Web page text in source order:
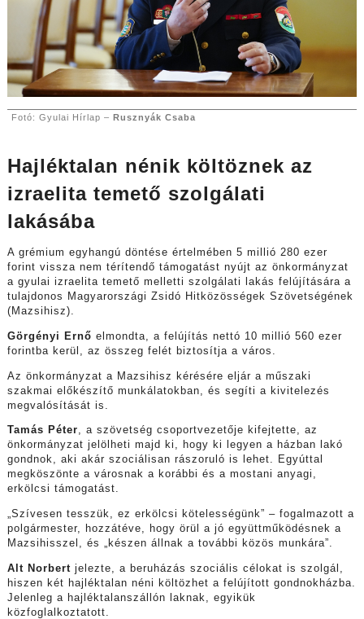
Fotó: Gyulai Hírlap – Rusznyák Csaba
Hajléktalan nénik költöznek az
izraelita temető szolgálati
lakásába
A grémium egyhangú döntése értelmében 5 millió 280 ezer
forint vissza nem térítendő támogatást nyújt az önkormányzat
a gyulai izraelita temető melletti szolgálati lakás felújítására a
tulajdonos Magyarországi Zsidó Hitközösségek Szövetségének
(Mazsihisz).
Görgényi Ernő elmondta, a felújítás nettó 10 millió 560 ezer
forintba kerül, az összeg felét biztosítja a város.
Az önkormányzat a Mazsihisz kérésére eljár a műszaki
szakmai előkészítő munkálatokban, és segíti a kivitelezés
megvalósítását is.
Tamás Péter, a szövetség csoportvezetője kifejtette, az
önkormányzat jelölheti majd ki, hogy ki legyen a házban lakó
gondnok, aki akár szociálisan rászoruló is lehet. Egyúttal
megköszönte a városnak a korábbi és a mostani anyagi,
erkölcsi támogatást.
„Szívesen tesszük, ez erkölcsi kötelességünk” – fogalmazott a
polgármester, hozzátéve, hogy örül a jó együttműködésnek a
Mazsihisszel, és „készen állnak a további közös munkára”.
Alt Norbert jelezte, a beruházás szociális célokat is szolgál,
hiszen két hajléktalan néni költözhet a felújított gondnokházba.
Jelenleg a hajléktalanszállón laknak, egyikük
közfoglalkoztatott.